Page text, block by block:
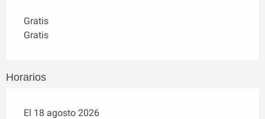
Gratis
Gratis
Horarios
El 18 agosto 2026